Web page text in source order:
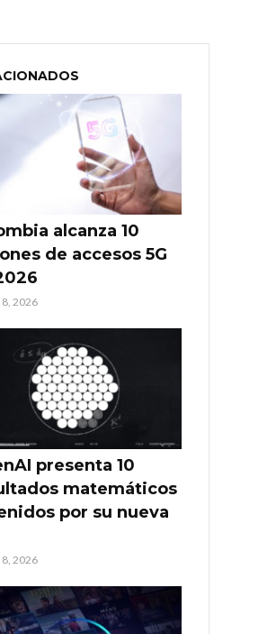
alcanza 10
de accesos 5G
2026
presenta 10
matemáticos
por su nueva
2026